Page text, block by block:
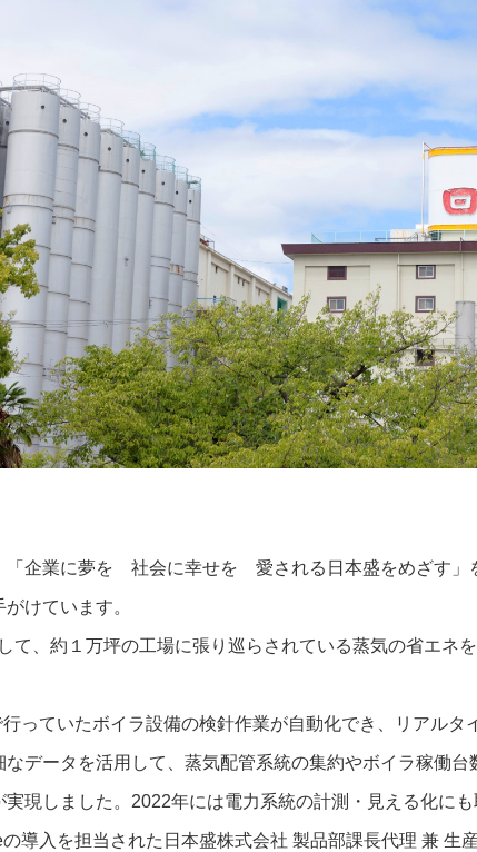
「企業に夢を 社会に幸せを 愛される日本盛をめざす」
けています。
て、約１万坪の工場に張り巡らされている蒸気の省エネ
っていたボイラ設備の検針作業が自動化でき、リアルタ
なデータを活用して、蒸気配管系統の集約やボイラ稼働
実現しました。2022年には電力系統の計測・見える化に
導入を担当された日本盛株式会社 製品部課長代理 兼 生